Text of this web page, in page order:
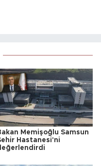
Memişoğlu Samsun
Hastanesi'ni